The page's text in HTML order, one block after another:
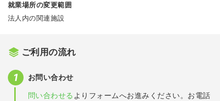
就業場所の変更範囲
法人内の関連施設
ご利用の流れ
お問い合わせ
問い合わせる よりフォームへお進みください。お電話